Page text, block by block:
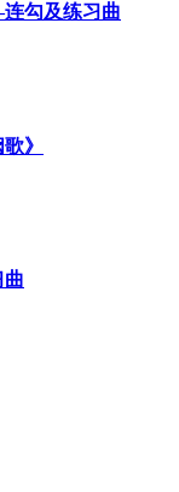
勾及练习曲
》